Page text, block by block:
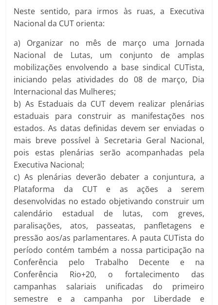
Neste sentido, para irmos às ruas, a Executiva
Nacional da CUT orienta:
a) Organizar no mês de março uma Jornada
Nacional de Lutas, um conjunto de amplas
mobilizações envolvendo a base sindical CUTista,
iniciando pelas atividades do 08 de março, Dia
Internacional das Mulheres;
b) As Estaduais da CUT devem realizar plenárias
estaduais para construir as manifestações nos
estados. As datas definidas devem ser enviadas o
mais breve possível à Secretaria Geral Nacional,
pois estas plenárias serão acompanhadas pela
Executiva Nacional;
c) As plenárias deverão debater a conjuntura, a
Plataforma da CUT e as ações a serem
desenvolvidas no estado objetivando construir um
calendário estadual de lutas, com greves,
paralisações, atos, passeatas, panfletagens e
pressão aos/as parlamentares. A pauta CUTista do
período contém também a nossa participação na
Conferência pelo Trabalho Decente e na
Conferência Rio+20, o fortalecimento das
campanhas salariais unificadas do primeiro
semestre e a campanha por Liberdade e